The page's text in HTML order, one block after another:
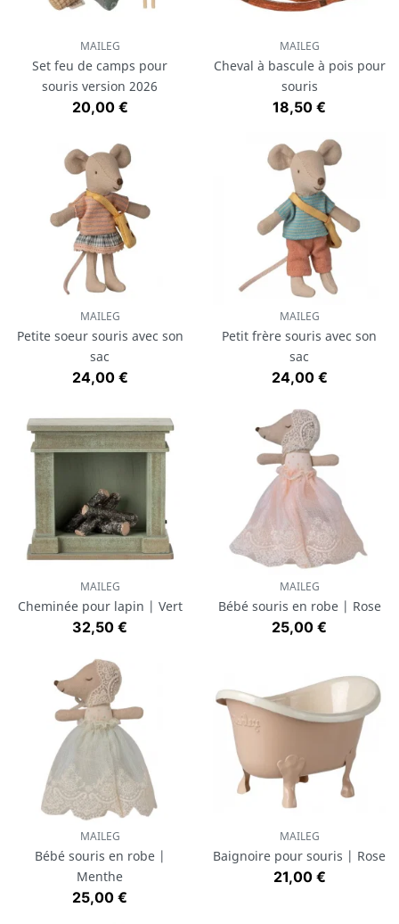
MAILEG
Set feu de camps pour
souris version 2026
Prix
20,00 €
MAILEG
Cheval à bascule à pois pour
souris
Prix
18,50 €
MAILEG
Petite soeur souris avec son
sac
Prix
24,00 €
MAILEG
Petit frère souris avec son
sac
Prix
24,00 €
MAILEG
Cheminée pour lapin | Vert
Prix
32,50 €
MAILEG
Bébé souris en robe | Rose
Prix
25,00 €
MAILEG
Bébé souris en robe |
Menthe
Prix
25,00 €
MAILEG
Baignoire pour souris | Rose
Prix
21,00 €